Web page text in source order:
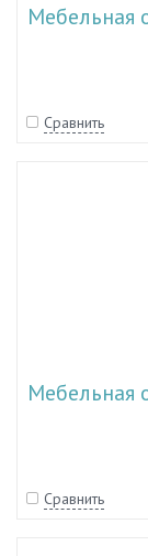
Мебельная
Сравнить
Мебельная
Сравнить